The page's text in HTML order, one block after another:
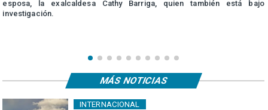
esposa, la exalcaldesa Cathy Barriga, quien también está bajo
investigación.
INTERNACIONAL
MÁS NOTICIAS